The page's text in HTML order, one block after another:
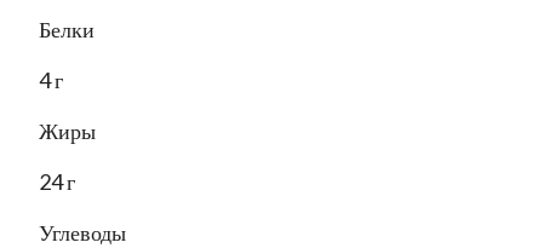
Белки
4 г
Жиры
24 г
Углеводы